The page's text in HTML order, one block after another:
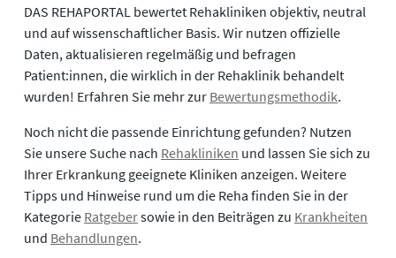
DAS REHAPORTAL bewertet Rehakliniken objektiv, neutral
und auf wissenschaftlicher Basis. Wir nutzen offizielle
Daten, aktualisieren regelmäßig und befragen
Patient:innen, die wirklich in der Rehaklinik behandelt
wurden! Erfahren Sie mehr zur Bewertungsmethodik.
Noch nicht die passende Einrichtung gefunden? Nutzen
Sie unsere Suche nach Rehakliniken und lassen Sie sich zu
Ihrer Erkrankung geeignete Kliniken anzeigen. Weitere
Tipps und Hinweise rund um die Reha finden Sie in der
Kategorie Ratgebersowie in den Beiträgen zu Krankheiten
und Behandlungen.